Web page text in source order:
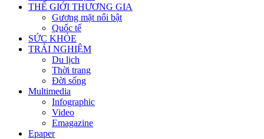
THẾ GIỚI THƯƠNG GIA
Gương mặt nổi bật
Quốc tế
SỨC KHỎE
TRẢI NGHIỆM
Du lịch
Thời trang
Đời sống
Multimedia
Infographic
Video
Emagazine
Epaper